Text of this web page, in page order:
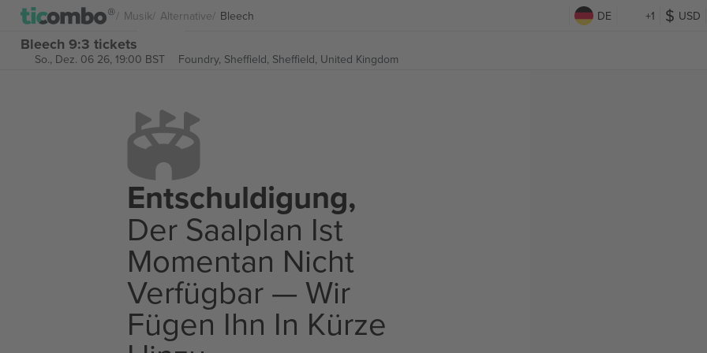
Musik Alternative Bleech DE +1 USD
Bleech 9:3 tickets
So., Dez. 06 26, 19:00 BST Foundry, Sheffield, Sheffield, United Kingdom
Entschuldigung,
Der Saalplan Ist
Momentan Nicht
Verfügbar — Wir
Fügen Ihn In Kürze